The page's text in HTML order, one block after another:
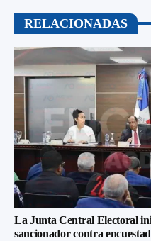
RELACIONADAS
La Junta Central Electoral
sancionador contra